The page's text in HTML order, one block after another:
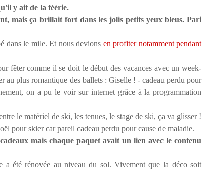
y ait de la féérie.
mais ça brillait fort dans les jolis petits yeux bleus. Pari
dans le mile. Et nous devions en profiter notamment pendant
fêter comme il se doit le début des vacances avec un week-
au plus romantique des ballets : Giselle ! - cadeau perdu pour
on a pu le voir sur internet grâce à la programmation
le matériel de ski, les tenues, le stage de ski, ça va glisser !
pour skier car pareil cadeau perdu pour cause de maladie.
mais chaque paquet avait un lien avec le contenu
a été rénovée au niveau du sol. Vivement que la déco soit